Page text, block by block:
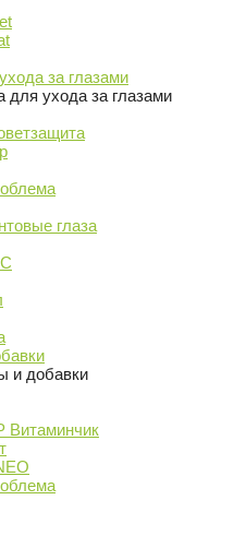
за глазами
для ухода за глазами
глаза
и добавки